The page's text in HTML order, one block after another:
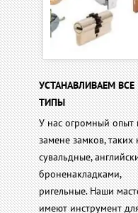
УСТАНАВЛИВАЕМ ВСЕ
ТИПЫ
У нас огромный опыт
замене замков, таких
сувальдные,
броненакладками,
ригельные. Наши
имеют инструмент